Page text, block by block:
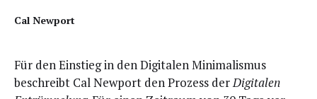
Cal New­port
Für den Ein­stieg in den Digi­ta­len Mini­ma­lis­mus
beschreibt Cal New­port den Pro­zess derDigi­ta­len